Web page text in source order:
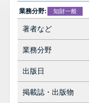
業務分野: 知財一般
著者など
業務分野
出版日
掲載誌・出版物